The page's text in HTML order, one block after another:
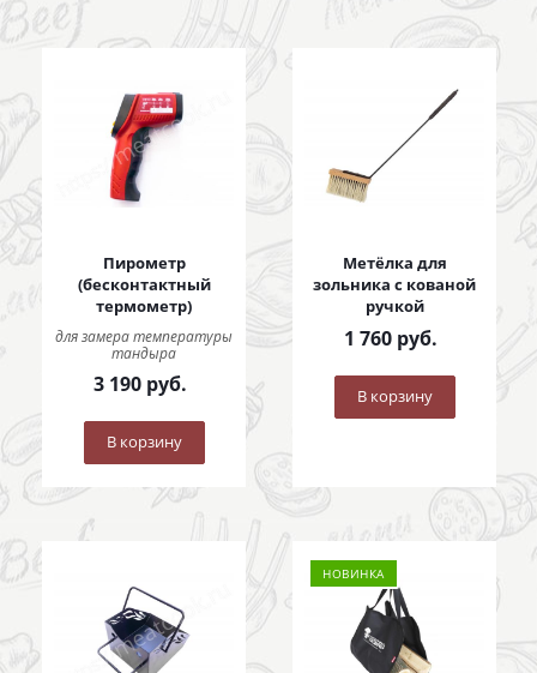
Пирометр
(бесконтактный
термометр)
для замера температуры
тандыра
3 190руб.
В корзину
Метёлка для
зольника с кованой
ручкой
1 760руб.
В корзину
НОВИНКА